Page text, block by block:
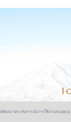
อพัฒนาประสบการณ์การใช้งานของคุณ